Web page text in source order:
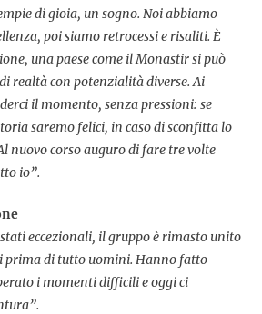
di gioia, un sogno. Noi abbiamo
poi siamo retrocessi e risaliti. È
una paese come il Monastir si può
realtà con potenzialità diverse. Ai
il momento, senza pressioni: se
saremo felici, in caso di sconfitta lo
nuovo corso auguro di fare tre volte
io”.
eccezionali, il gruppo è rimasto unito
prima di tutto uomini. Hanno fatto
i momenti difficili e oggi ci